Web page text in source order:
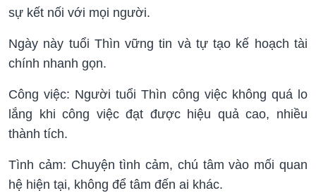
sự kết nối với mọi người.
Ngày này tuổi Thìn vững tin và tự tạo kế hoạch tài
chính nhanh gọn.
Công việc: Người tuổi Thìn công việc không quá lo
lắng khi công việc đạt được hiệu quả cao, nhiều
thành tích.
Tình cảm: Chuyện tình cảm, chú tâm vào mối quan
hệ hiện tại, không để tâm đến ai khác.